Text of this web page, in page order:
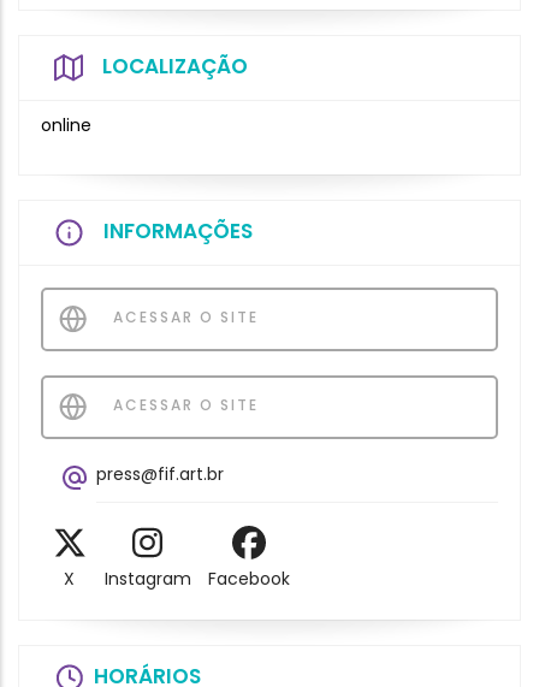
LOCALIZAÇÃO
online
INFORMAÇÕES
ACESSAR O SITE
ACESSAR O SITE
press@fif.art.br
X Instagram Facebook
HORÁRIOS